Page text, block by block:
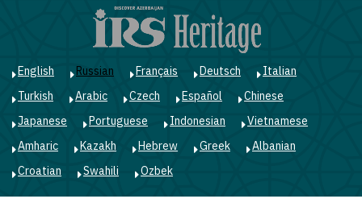
English Russian Français Deutsch
Italian
Turkish
Arabic Czech Español
Chinese
Japanese
Portuguese Indonesian
Vietnamese
Amharic
Kazakh Hebrew Greek
Albanian
Croatian
Swahili Ozbek